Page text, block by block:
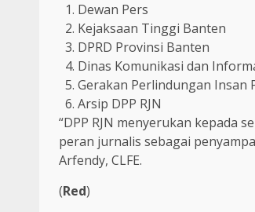
Dewan Pers
Kejaksaan Tinggi Banten
DPRD Provinsi Banten
Dinas Komunikasi dan
Gerakan Perlindungan Insan
Arsip DPP RJN
“DPP RJN menyerukan kepada
peran jurnalis sebagai
Arfendy, CLFE.
(Red)